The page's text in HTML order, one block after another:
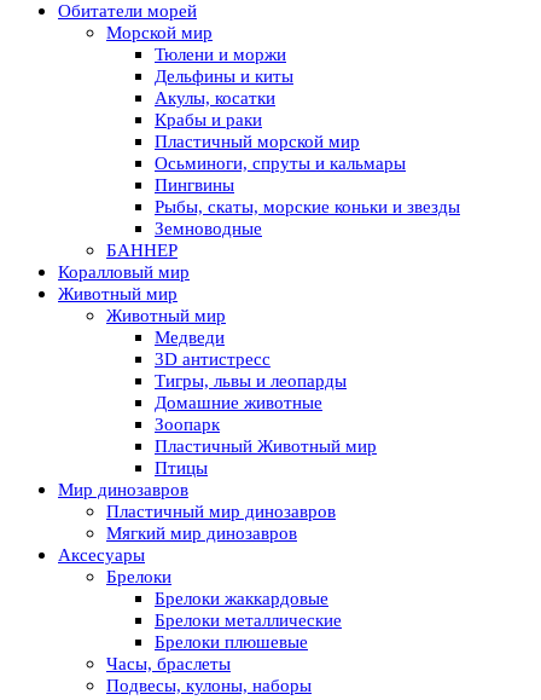
Обитатели морей
Морской мир
Тюлени и моржи
Дельфины и киты
Акулы, косатки
Крабы и раки
Пластичный морской мир
Осьминоги, спруты и кальмары
Пингвины
Рыбы, скаты, морские коньки и звезды
Земноводные
БАННЕР
Коралловый мир
Животный мир
Животный мир
Медведи
3D антистресс
Тигры, львы и леопарды
Домашние животные
Зоопарк
Пластичный Животный мир
Птицы
Мир динозавров
Пластичный мир динозавров
Мягкий мир динозавров
Аксесуары
Брелоки
Брелоки жаккардовые
Брелоки металлические
Брелоки плюшевые
Часы, браслеты
Подвесы, кулоны, наборы